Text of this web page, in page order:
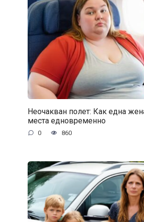
Неочакван полет: Как една
места едновременно
0 860